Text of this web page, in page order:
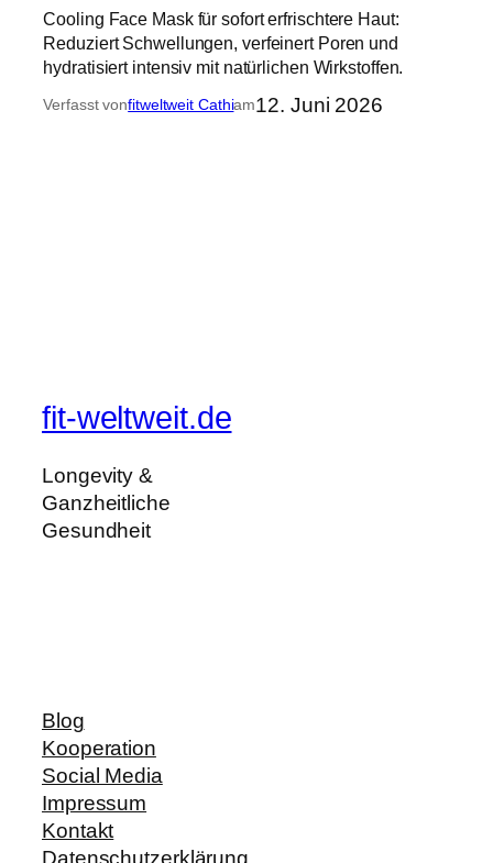
Cooling Face Mask für sofort erfrischtere Haut:
Reduziert Schwellungen, verfeinert Poren und
hydratisiert intensiv mit natürlichen Wirkstoffen.
Verfasst vonfitweltweit Cathiam12. Juni 2026
fit-weltweit.de
Longevity &
Ganzheitliche
Gesundheit
Blog
Kooperation
Social Media
Impressum
Kontakt